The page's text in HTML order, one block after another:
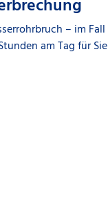
– im Fall
am Tag für Sie